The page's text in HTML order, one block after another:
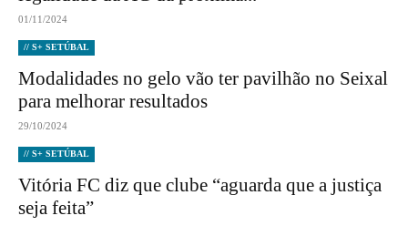
01/11/2024
// S+ SETÚBAL
Modalidades no gelo vão ter pavilhão no Seixal
para melhorar resultados
29/10/2024
// S+ SETÚBAL
Vitória FC diz que clube “aguarda que a justiça
seja feita”